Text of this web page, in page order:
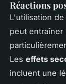
Réactions
L'utilisation de
peut
Les effets
incluent une